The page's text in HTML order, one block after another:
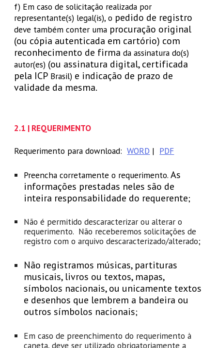
f) Em caso de solicitação realizada por
representante(s) legal(is), o pedido de registro
deve também conter uma procuração original
(ou cópia autenticada em cartório) com
reconhecimento de firmada assinatura do(s)
autor(es) (ou assinatura digital, certificada
pela ICP Brasil) e indicação de prazo de
validade da mesma.
2.1 | REQUERIMENTO
Requerimento para download:WORD | PDF
Preencha corretamente o requerimento.As
informações prestadas neles são de
inteira responsabilidade do requerente;
Não é permitido descaracterizar ou alterar o
requerimento. Não receberemos solicitações de
registro com o arquivo descaracterizado/alterado;
Não registramos músicas, partituras
musicais, livros ou textos, mapas,
símbolos nacionais, ou unicamente textos
e desenhos que lembrem a bandeira ou
outros símbolos nacionais;
Em caso de preenchimento do requerimento à
caneta, deve ser utilizado obrigatoriamente a